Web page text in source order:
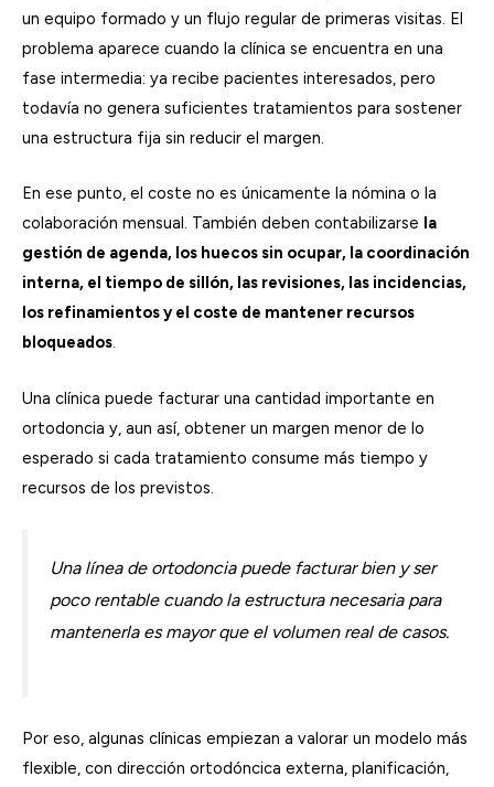
un equipo formado y un flujo regular de primeras visitas. El
problema aparece cuando la clínica se encuentra en una
fase intermedia: ya recibe pacientes interesados, pero
todavía no genera suficientes tratamientos para sostener
una estructura fija sin reducir el margen.
En ese punto, el coste no es únicamente la nómina o la
colaboración mensual. También deben contabilizarse la
gestión de agenda, los huecos sin ocupar, la coordinación
interna, el tiempo de sillón, las revisiones, las incidencias,
los refinamientos y el coste de mantener recursos
bloqueados.
Una clínica puede facturar una cantidad importante en
ortodoncia y, aun así, obtener un margen menor de lo
esperado si cada tratamiento consume más tiempo y
recursos de los previstos.
Una línea de ortodoncia puede facturar bien y ser
poco rentable cuando la estructura necesaria para
mantenerla es mayor que el volumen real de casos.
Por eso, algunas clínicas empiezan a valorar un modelo más
flexible, con dirección ortodóncica externa, planificación,